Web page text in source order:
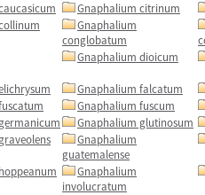
Gnaphalium citrinum
Gnaphalium
conglobatum
Gnaphalium dioicum
Gnaphalium falcatum
Gnaphalium fuscum
Gnaphalium glutinosum
Gnaphalium
guatemalense
Gnaphalium
involucratum